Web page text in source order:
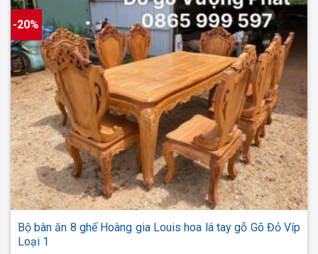
-20%
Bộ bàn ăn 8 ghế Hoàng gia Louis hoa lá tay gỗ Gõ Đỏ Víp
Loại 1